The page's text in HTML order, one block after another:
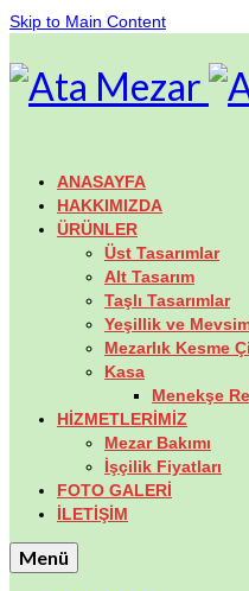
Skip to Main Content
ANASAYFA
HAKKIMIZDA
ÜRÜNLER
Üst Tasarımlar
Alt Tasarım
Taşlı Tasarımlar
Yeşillik ve
Mezarlık Kesme
Kasa
Menekşe
HİZMETLERİMİZ
Mezar Bakımı
İşçilik Fiyatları
FOTO GALERİ
İLETİŞİM
Menü